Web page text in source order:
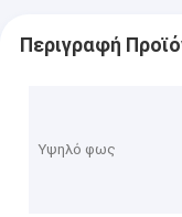
Περιγραφή
Υψηλό φως